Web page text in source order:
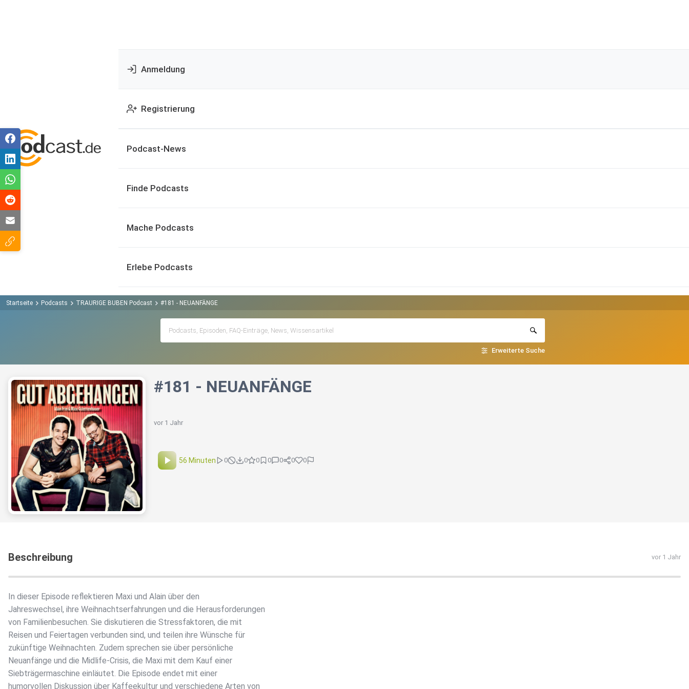
Anmeldung
Registrierung
Podcast-News
Finde Podcasts
Mache Podcasts
Erlebe Podcasts
Startseite Podcasts TRAURIGE BUBEN Podcast #181 - NEUANFÄNGE
Erweiterte Suche
#181 - NEUANFÄNGE
vor 1 Jahr
56 Minuten 0 0 0 0 0 0 0
Beschreibung vor 1 Jahr
In dieser Episode reflektieren Maxi und Alain über den
Jahreswechsel, ihre Weihnachtserfahrungen und die Herausforderungen
von Familienbesuchen. Sie diskutieren die Stressfaktoren, die mit
Reisen und Feiertagen verbunden sind, und teilen ihre Wünsche für
zukünftige Weihnachten. Zudem sprechen sie über persönliche
Neuanfänge und die Midlife-Crisis, die Maxi mit dem Kauf einer
Siebträgermaschine einläutet. Die Episode endet mit einer
humorvollen Diskussion über Kaffeekultur und verschiedene Arten von